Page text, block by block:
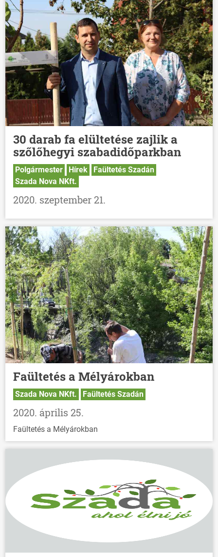
30 darab fa elültetése zajlik a
szőlőhegyi szabadidőparkban
Polgármester Hírek
Faültetés Szadán
Szada Nova NKft.
2020. szeptember 21.
Faültetés a Mélyárokban
Szada Nova NKft. Faültetés Szadán
2020. április 25.
Faültetés a Mélyárokban